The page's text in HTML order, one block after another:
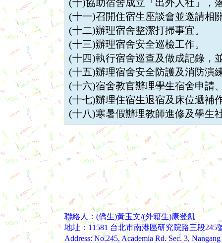
(十)協助宿舍成立「出外人社」，
(十一)召開住宿生座談會並邀請相
(十二)辦理宿舍整潔打掃事宜。
(十三)辦理宿舍安全巡檢工作。
(十四)執行宿舍巡查及做成記錄，
(十五)辦理宿舍安全防護及消防演
(十六)宿舍教官辦理學生宿舍申請
(十七)辦理住宿生退宿及床位遞補
(十八)寒暑假辦理教師進修及學生
聯絡人：(僑生)黃玉文/(外籍生)康登凱
地址：11581 台北市南港區研究院路三段245
Address: No.245, Academia Rd. Sec. 3,